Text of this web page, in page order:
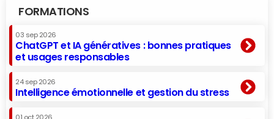
FORMATIONS
03 sep 2026
ChatGPT et IA génératives : bonnes pratiques
et usages responsables
24 sep 2026
Intelligence émotionnelle et gestion du stress
01 oct 2026